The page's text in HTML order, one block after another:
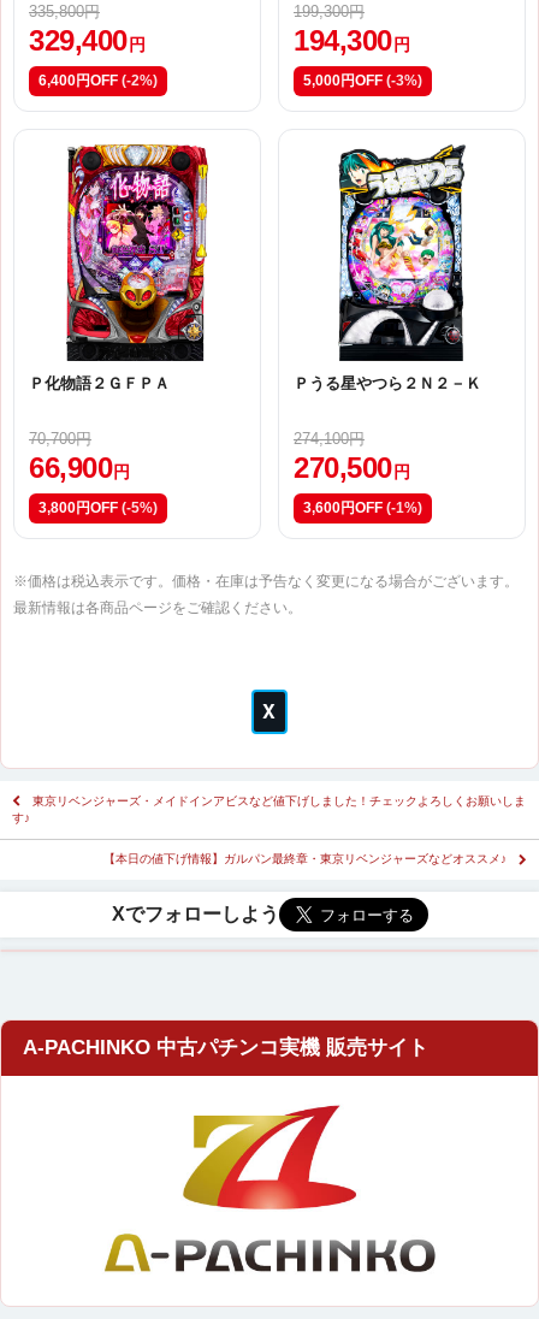
335,800円
329,400 円
6,400円OFF (-2%)
199,300円
194,300 円
5,000円OFF (-3%)
Ｐ化物語２ＧＦＰＡ
70,700円
66,900 円
3,800円OFF (-5%)
Ｐうる星やつら２Ｎ２－Ｋ
274,100円
270,500 円
3,600円OFF (-1%)
※価格は税込表示です。価格・在庫は予告なく変更になる場合がございます。
最新情報は各商品ページをご確認ください。
東京リベンジャーズ・メイドインアビスなど値下げしました！チェックよろしくお願いしま
す♪
【本日の値下げ情報】ガルパン最終章・東京リベンジャーズなどオススメ♪
A-PACHINKO 中古パチンコ実機 販売サイト